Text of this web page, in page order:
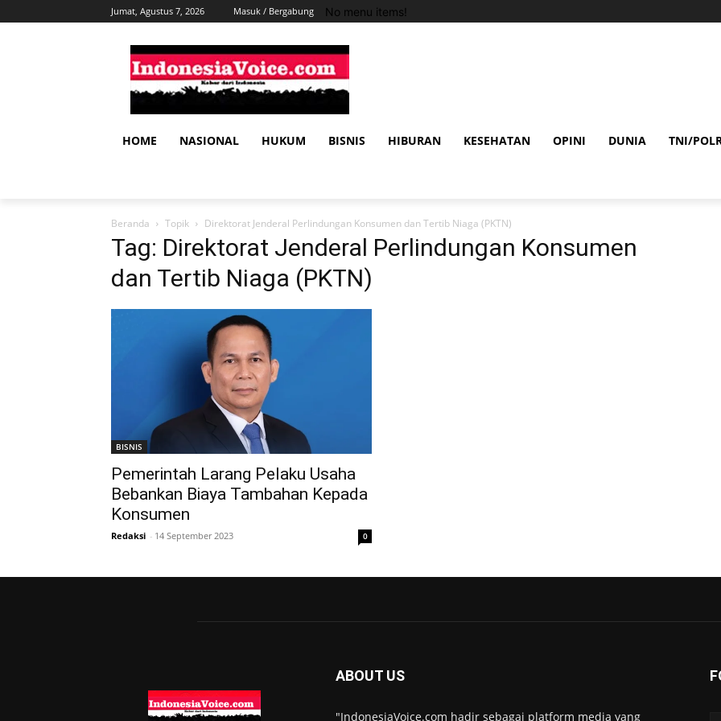
Jumat, Agustus 7, 2026 Masuk / Bergabung No menu items!
HOME NASIONAL HUKUM BISNIS HIBURAN KESEHATAN OPINI DUNIA TNI/
Beranda Topik Direktorat Jenderal Perlindungan Konsumen dan Tertib Niaga (PKTN)
Tag: Direktorat Jenderal Perlindungan Konsumen
dan Tertib Niaga (PKTN)
BISNIS
Pemerintah Larang Pelaku Usaha
Bebankan Biaya Tambahan Kepada
Konsumen
Redaksi - 14 September 2023 0
ABOUT US
"IndonesiaVoice.com hadir sebagai platform media yang